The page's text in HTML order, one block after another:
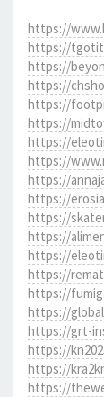
https://
https://
https://
https://
https://
https://
https://
https://
https://
https://
https://
https://
https://
https://
https://
https://
https://grt-
https://
https://
https://